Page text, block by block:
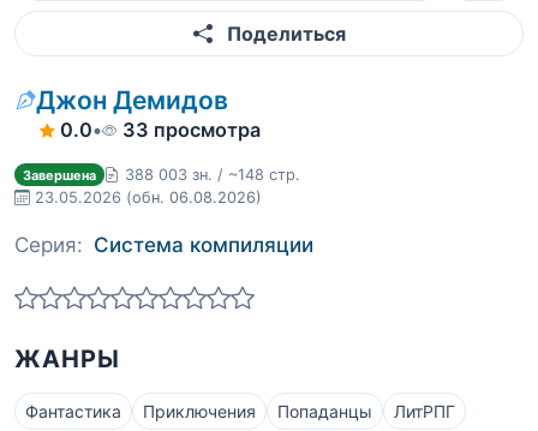
Поделиться
Джон Демидов
0.0• 33 просмотра
Завершена
388 003 зн. / ~148 стр.
23.05.2026 (обн. 06.08.2026)
Серия: Система компиляции
ЖАНРЫ
Фантастика Приключения Попаданцы ЛитРПГ